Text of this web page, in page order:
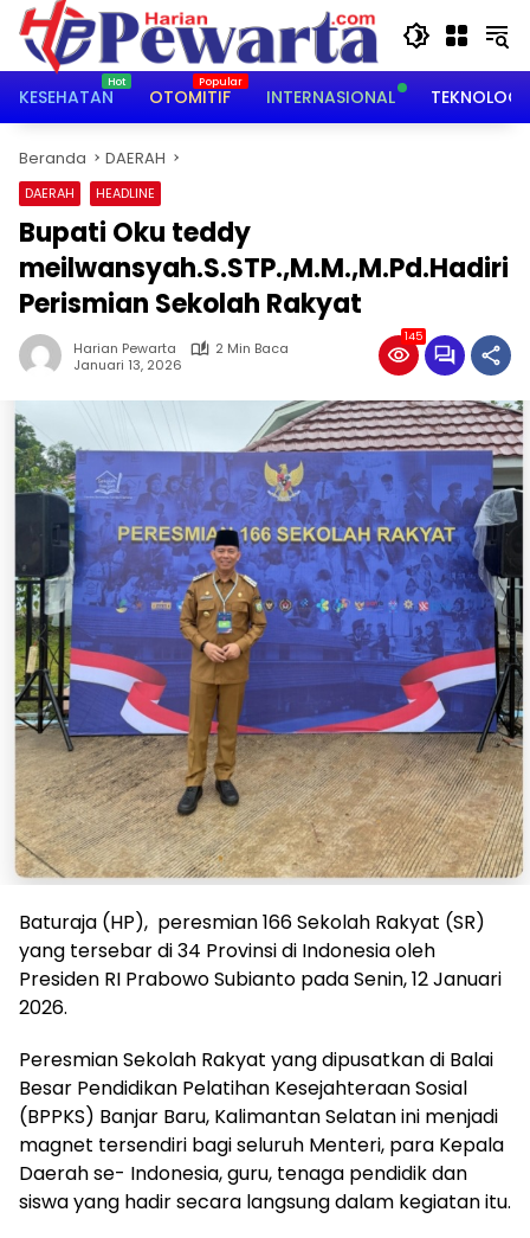
Langsung
konten
KESEHATAN
OTOMITIF INTERNASIONAL TEKNOLOGI
Beranda DAERAH
DAERAH HEADLINE
Bupati Oku teddy
meilwansyah.S.STP.,M.M.,M.Pd.Hadiri
Perismian Sekolah Rakyat
Harian Pewarta
2 Min Baca
Januari 13, 2026
145
Baturaja (HP), peresmian 166 Sekolah Rakyat (SR)
yang tersebar di 34 Provinsi di Indonesia oleh
Presiden RI Prabowo Subianto pada Senin, 12 Januari
2026.
Peresmian Sekolah Rakyat yang dipusatkan di Balai
Besar Pendidikan Pelatihan Kesejahteraan Sosial
(BPPKS) Banjar Baru, Kalimantan Selatan ini menjadi
magnet tersendiri bagi seluruh Menteri, para Kepala
Daerah se- Indonesia, guru, tenaga pendidik dan
siswa yang hadir secara langsung dalam kegiatan itu.